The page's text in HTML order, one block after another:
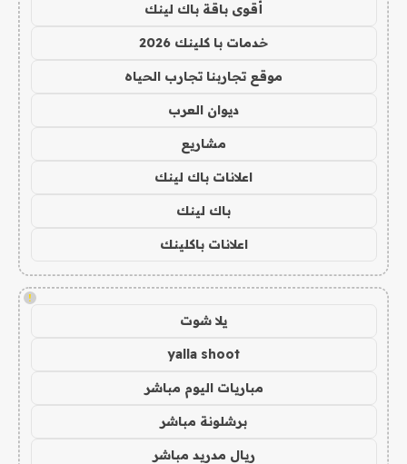
أقوى باقة باك لينك
خدمات با كلينك 2026
موقع تجاربنا تجارب الحياه
ديوان العرب
مشاريع
اعلانات باك لينك
باك لينك
اعلانات باكلينك
!
يلا شوت
yalla shoot
مباريات اليوم مباشر
برشلونة مباشر
ريال مدريد مباشر